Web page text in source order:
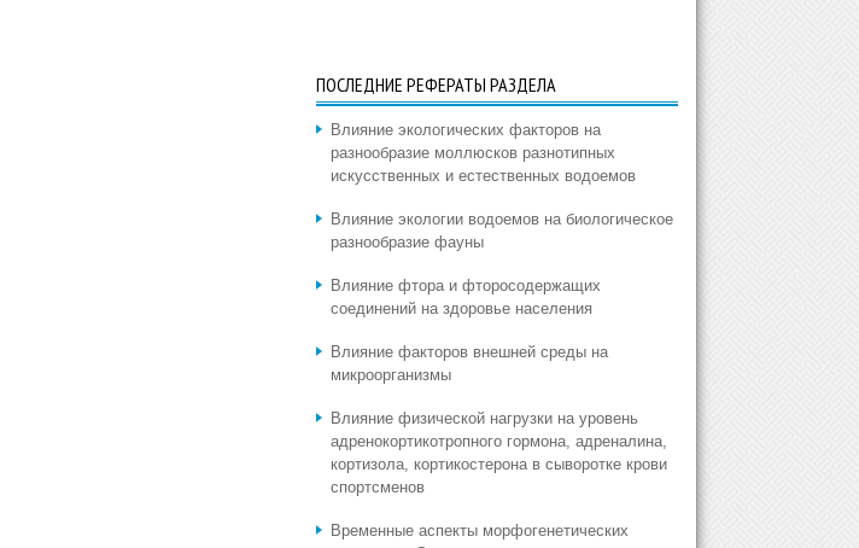
ПОСЛЕДНИЕ РЕФЕРАТЫ РАЗДЕЛА
Влияние экологических факторов на
разнообразие моллюсков разнотипных
искусственных и естественных водоемов
Влияние экологии водоемов на биологическое
разнообразие фауны
Влияние фтора и фторосодержащих
соединений на здоровье населения
Влияние факторов внешней среды на
микроорганизмы
Влияние физической нагрузки на уровень
адренокортикотропного гормона, адреналина,
кортизола, кортикостерона в сыворотке крови
спортсменов
Временные аспекты морфогенетических